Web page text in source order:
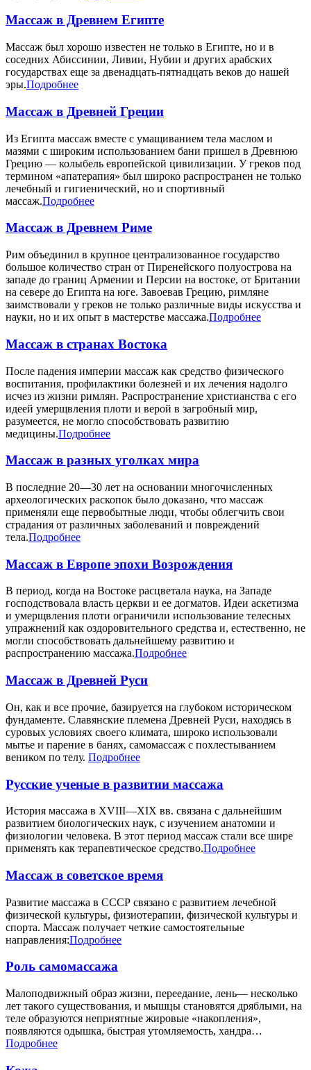
Массаж в Древнем Египте
Массаж был хорошо известен не только в Египте, но и в
соседних Абиссинии, Ливии, Нубии и других арабских
государствах еще за двенадцать-пятнадцать веков до нашей
эры.Подробнее
Массаж в Древней Греции
Из Египта массаж вместе с умащиванием тела маслом и
мазями с широким использованием бани пришел в Древнюю
Грецию — колыбель европейской цивилизации. У греков под
термином «апатерапия» был широко распространен не только
лечебный и гигиенический, но и спортивный
массаж.Подробнее
Массаж в Древнем Риме
Рим объединил в крупное централизованное государство
большое количество стран от Пиренейского полуострова на
западе до границ Армении и Персии на востоке, от Британии
на севере до Египта на юге. Завоевав Грецию, римляне
заимствовали у греков не только различные виды искусства и
науки, но и их опыт в мастерстве массажа.Подробнее
Массаж в странах Востока
После падения империи массаж как средство физического
воспитания, профилактики болезней и их лечения надолго
исчез из жизни римлян. Распространение христианства с его
идеей умерщвления плоти и верой в загробный мир,
разумеется, не могло способствовать развитию
медицины.Подробнее
Массаж в разных уголках мира
В последние 20—30 лет на основании многочисленных
археологических раскопок было доказано, что массаж
применяли еще первобытные люди, чтобы облегчить свои
страдания от различных заболеваний и повреждений
тела.Подробнее
Массаж в Европе эпохи Возрождения
В период, когда на Востоке расцветала наука, на Западе
господствовала власть церкви и ее догматов. Идеи аскетизма
и умерщвления плоти ограничили использование телесных
упражнений как оздоровительного средства и, естественно, не
могли способствовать дальнейшему развитию и
распространению массажа.Подробнее
Массаж в Древней Руси
Он, как и все прочие, базируется на глубоком историческом
фундаменте. Славянские племена Древней Руси, находясь в
суровых условиях своего климата, широко использовали
мытье и парение в банях, самомассаж с похлестыванием
веником по телу. Подробнее
Русские ученые в развитии массажа
История массажа в XVIII—XIX вв. связана с дальнейшим
развитием биологических наук, с изучением анатомии и
физиологии человека. В этот период массаж стали все шире
применять как терапевтическое средство.Подробнее
Массаж в советское время
Развитие массажа в СССР связано с развитием лечебной
физической культуры, физиотерапии, физической культуры и
спорта. Массаж получает четкие самостоятельные
направления:Подробнее
Роль самомассажа
Малоподвижный образ жизни, переедание, лень— несколько
лет такого существования, и мышцы становятся дряблыми, на
теле образуются неприятные жировые «накопления»,
появляются одышка, быстрая утомляемость, хандра…
Подробнее